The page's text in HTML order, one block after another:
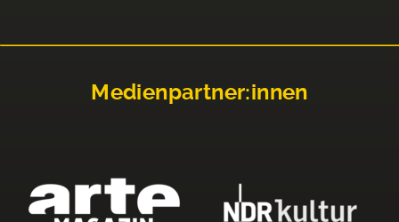
Medienpartner:innen